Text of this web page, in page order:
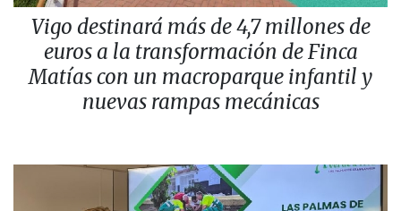
Vigo destinará más de 4,7 millones de
euros a la transformación de Finca
Matías con un macroparque infantil y
nuevas rampas mecánicas